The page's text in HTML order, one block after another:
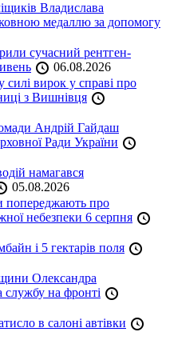
Владислава
медаллю за допомогу
сучасний рентген-
06.08.2026
вирок у справі про
з Вишнівця
Андрій Гайдаш
Ради України
намагався
05.08.2026
попереджають про
небезпеки 6 серпня
і 5 гектарів поля
Олександра
службу на фронті
в салоні автівки